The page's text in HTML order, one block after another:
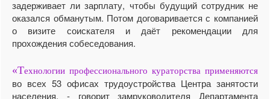
задерживает ли зар­плату, чтобы будущий сотрудник не
оказался обманутым. Потом договаривается с компанией
о визите соискателя и даёт рекомендации для
прохождения собеседования.
«Технологии профессионального кураторства применяются
во всех 53 офисах трудоустройства Центра занятости
населения, - говорит замруководителя Департамента